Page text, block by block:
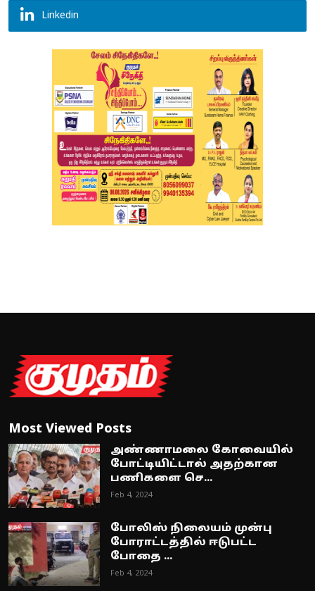
Linkedin
Most Viewed Posts
அண்ணாமலை கோவையில்
போட்டியிட்டால் அதற்கான
பணிகளை செ...
Feb 4, 2024
போலிஸ் நிலையம் முன்பு
போராட்டத்தில் ஈடுபட்ட
போதை ...
Feb 4, 2024